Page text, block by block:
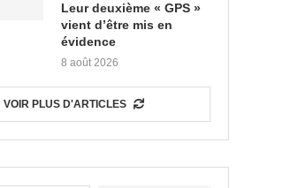
Leur deuxième « GPS »
vient d’être mis en
évidence
8 août 2026
VOIR PLUS D'ARTICLES